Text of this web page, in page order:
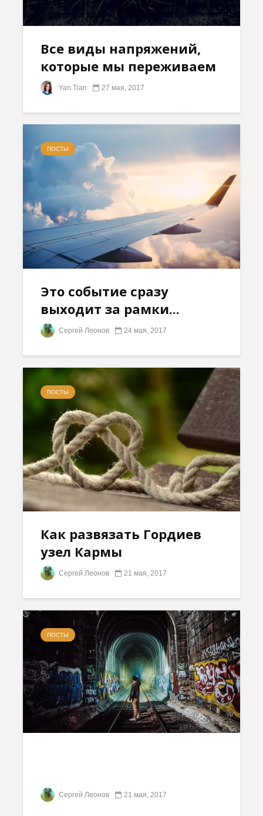
Все виды напряжений,
которые мы переживаем
Yan Tian 27 мая, 2017
ПОСТЫ
Это событие сразу
выходит за рамки...
Сергей Леонов 24 мая, 2017
ПОСТЫ
Как развязать Гордиев
узел Кармы
Сергей Леонов 21 мая, 2017
ПОСТЫ
Сергей Леонов 21 мая, 2017